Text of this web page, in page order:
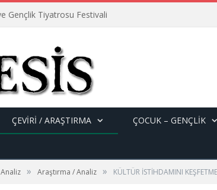
Gençlik Tiyatrosu Festivali
ÇEVİRİ / ARAŞTIRMA ÇOCUK – GENÇLIK
» Araştırma / Analiz » KÜLTÜR İSTİHDAMINI